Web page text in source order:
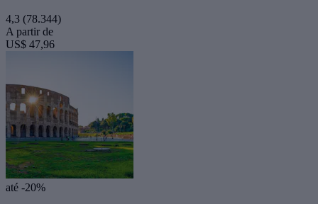
4,3 (78.344)
A partir de
US$ 47,96
até -20%